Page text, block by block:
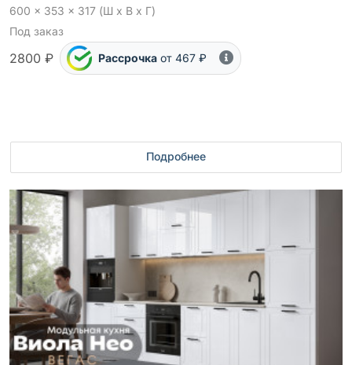
600 x 353 x 317 (Ш x В x Г)
Под заказ
2800 ₽ Рассрочка от 467 ₽
Подробнее